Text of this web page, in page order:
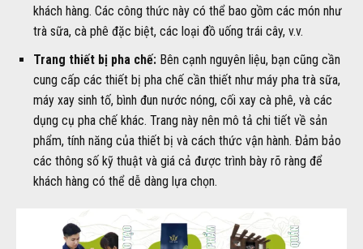
khách hàng. Các công thức này có thể bao gồm các món như
trà sữa, cà phê đặc biệt, các loại đồ uống trái cây, v.v.
Trang thiết bị pha chế:Bên cạnh nguyên liệu, bạn cũng cần
cung cấp các thiết bị pha chế cần thiết như máy pha trà sữa,
máy xay sinh tố, bình đun nước nóng, cối xay cà phê, và các
dụng cụ pha chế khác. Trang này nên mô tả chi tiết về sản
phẩm, tính năng của thiết bị và cách thức vận hành. Đảm bảo
các thông số kỹ thuật và giá cả được trình bày rõ ràng để
khách hàng có thể dễ dàng lựa chọn.